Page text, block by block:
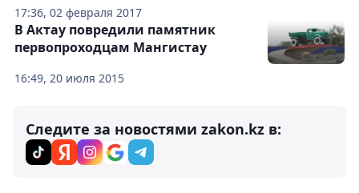
17:36, 02 февраля 2017
16:49, 20 июля 2015
В Актау повредили памятник
первопроходцам Мангистау
Следите за новостями zakon.kz в: